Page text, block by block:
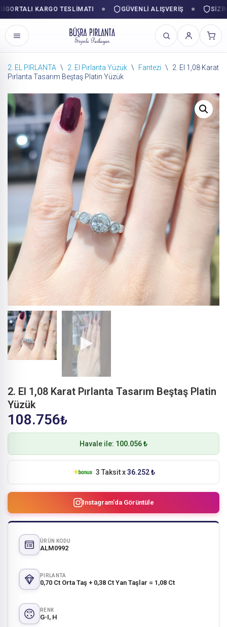
KARGO TESLIMATI GÜVENLI ALIŞVERIŞ SIZINLE
İçeriğe
2. EL PIRLANTA \ 2. El Pırlanta Yüzük \ Fantezi \
2. El 1,08 Karat
Pırlanta Tasarım Beştaş Platin Yüzük
2. El 1,08 Karat Pırlanta Tasarım Beştaş Platin
Yüzük
108.756₺
Havale ile: 100.056 ₺
3 Taksit x36.252 ₺
Instagram'da Görüntüle
ÜRÜN KODU
ALM0992
PIRLANTA
0,70 Ct Orta Taş + 0,38 Ct Yan Taşlar = 1,08 Ct
RENK
G-I, H